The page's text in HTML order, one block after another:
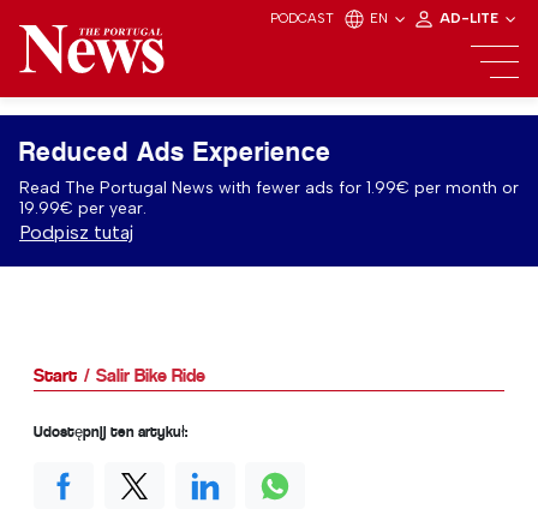
PODCAST EN AD-LITE
Reduced Ads Experience
Read The Portugal News with fewer ads for 1.99€ per month or
19.99€ per year.
Podpisz tutaj
Start Salir Bike Ride
Udostępnij ten artykuł: